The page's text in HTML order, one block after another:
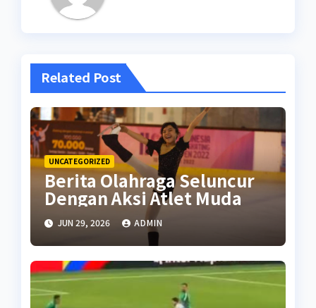
Related Post
UNCATEGORIZED
Berita Olahraga Seluncur
Dengan Aksi Atlet Muda
JUN 29, 2026 ADMIN